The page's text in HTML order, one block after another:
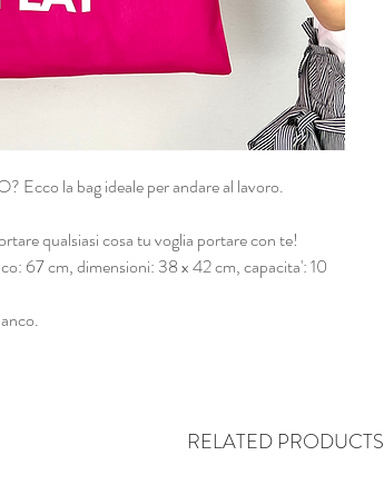
Ecco la bag ideale per andare al lavoro.
qualsiasi cosa tu voglia portare con te!
67 cm, dimensioni: 38 x 42 cm, capacita': 10
RELATED PRODUCTS